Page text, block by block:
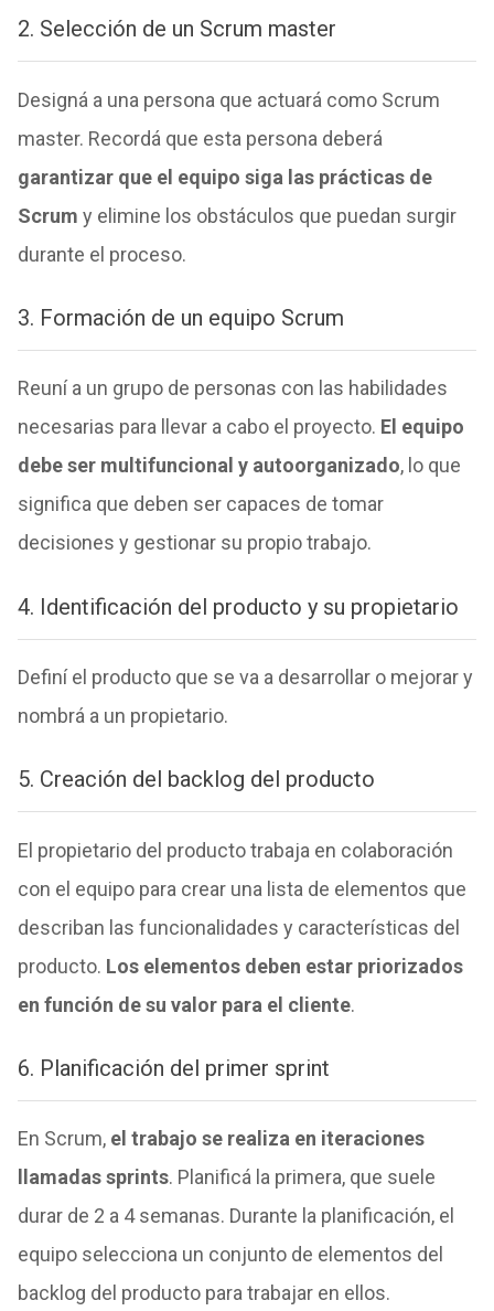
2. Selección de un Scrum master
Designá a una persona que actuará como Scrum
master. Recordá que esta persona deberá
garantizar que el equipo siga las prácticas de
Scrum y elimine los obstáculos que puedan surgir
durante el proceso.
3. Formación de un equipo Scrum
Reuní a un grupo de personas con las habilidades
necesarias para llevar a cabo el proyecto. El equipo
debe ser multifuncional y autoorganizado, lo que
significa que deben ser capaces de tomar
decisiones y gestionar su propio trabajo.
4. Identificación del producto y su propietario
Definí el producto que se va a desarrollar o mejorar y
nombrá a un propietario.
5. Creación del backlog del producto
El propietario del producto trabaja en colaboración
con el equipo para crear una lista de elementos que
describan las funcionalidades y características del
producto. Los elementos deben estar priorizados
en función de su valor para el cliente.
6. Planificación del primer sprint
En Scrum, el trabajo se realiza en iteraciones
llamadas sprints. Planificá la primera, que suele
durar de 2 a 4 semanas. Durante la planificación, el
equipo selecciona un conjunto de elementos del
backlog del producto para trabajar en ellos.